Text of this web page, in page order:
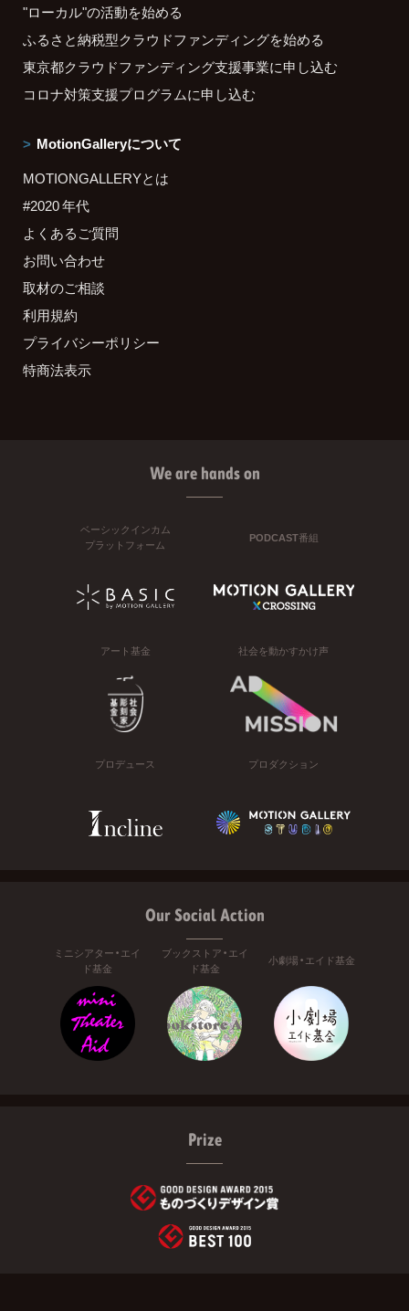
"ローカル"の活動を始める
ふるさと納税型クラウドファンディングを始める
東京都クラウドファンディング支援事業に申し込む
コロナ対策支援プログラムに申し込む
MotionGalleryについて
MOTIONGALLERYとは
#2020 年代
よくあるご質問
お問い合わせ
取材のご相談
利用規約
プライバシーポリシー
特商法表示
We are hands on
ベーシックインカム
プラットフォーム
PODCAST番組
アート基金 社会を動かすかけ声
プロデュース プロダクション
Our Social Action
ミニシアター・エイ
ド基金
ブックストア・エイ
ド基金
小劇場・エイド基金
Prize